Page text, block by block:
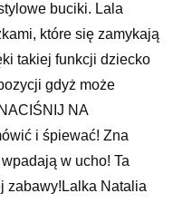
buciki. Lala
które się zamykają
takiej funkcji dziecko
gdyż może
NA
i śpiewać! Zna
w ucho! Ta
zabawy!Lalka Natalia